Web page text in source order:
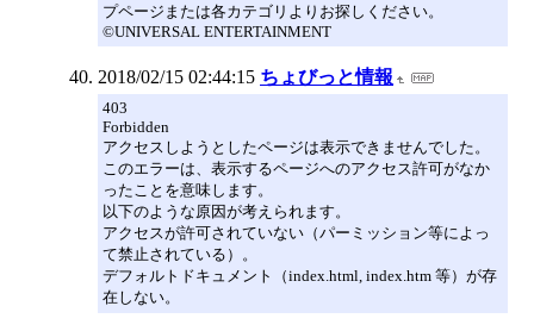
プページまたは各カテゴリよりお探しください。
©UNIVERSAL ENTERTAINMENT
2018/02/15 02:44:15 ちょびっと情報
403
Forbidden
アクセスしようとしたページは表示できませんでした。
このエラーは、表示するページへのアクセス許可がなか
ったことを意味します。
以下のような原因が考えられます。
アクセスが許可されていない（パーミッション等によっ
て禁止されている）。
デフォルトドキュメント（index.html, index.htm 等）が存
在しない。